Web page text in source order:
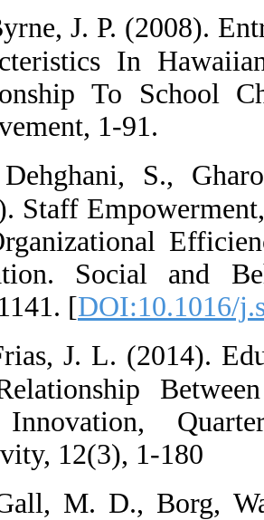
6.  Byrne, J.
Relationship
Achievement,
7. 
(2014). Staff
and
Education.
1130-1141. [
8.  Frias, J. L.
The
And
Creativity,
9.  Gall, M.